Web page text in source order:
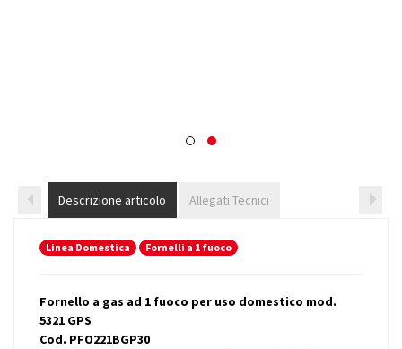
Descrizione articolo Allegati Tecnici
Linea Domestica Fornelli a 1 fuoco
Fornello a gas ad 1 fuoco per uso domestico mod.
5321 GPS
Cod. PFO221BGP30